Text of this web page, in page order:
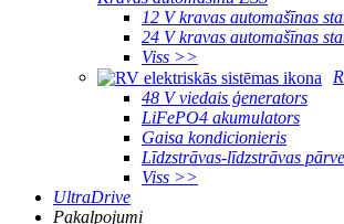
12 V kravas automašīnas
24 V kravas automašīnas
Viss >>
48 V viedais ģenerators
LiFePO4 akumulators
Gaisa kondicionieris
Līdzstrāvas-līdzstrāvas
Viss >>
UltraDrive
Pakalpojumi